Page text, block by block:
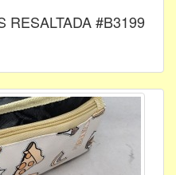
RESALTADA #B3199